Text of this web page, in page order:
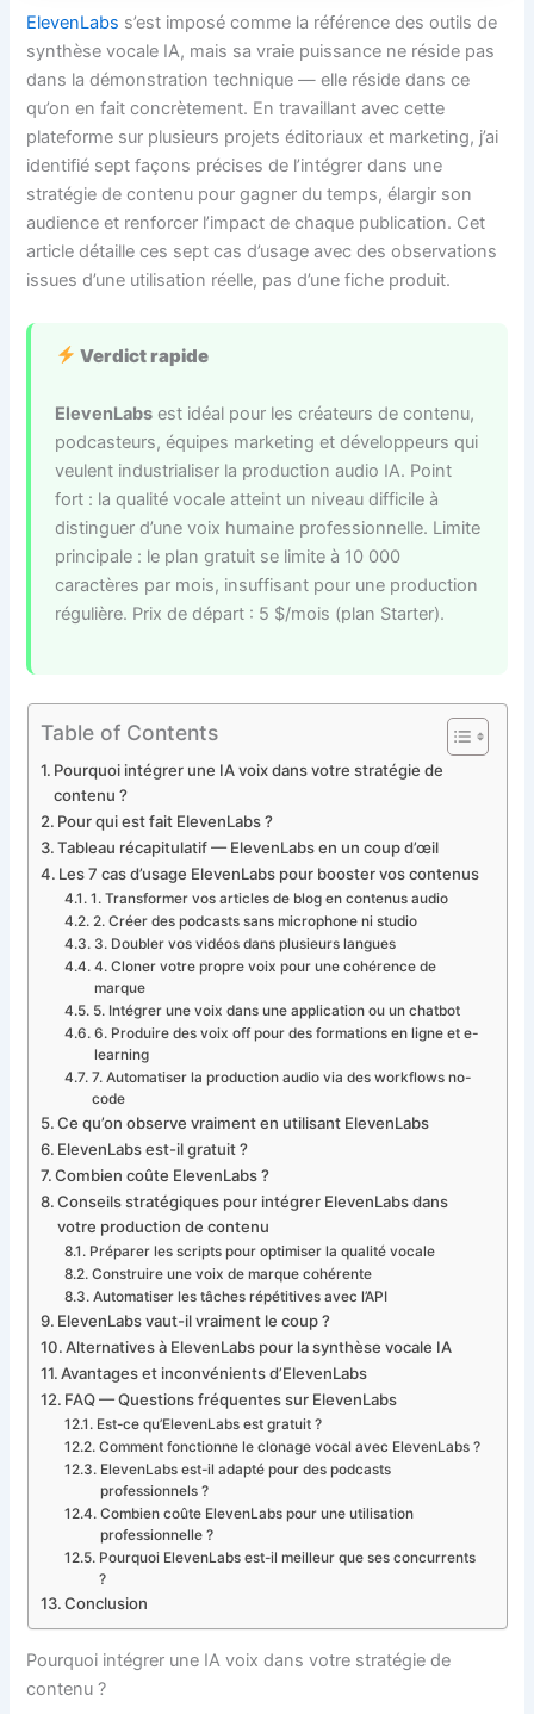
ElevenLabs s’est imposé comme la référence des outils de
synthèse vocale IA, mais sa vraie puissance ne réside pas
dans la démonstration technique — elle réside dans ce
qu’on en fait concrètement. En travaillant avec cette
plateforme sur plusieurs projets éditoriaux et marketing, j’ai
identifié sept façons précises de l’intégrer dans une
stratégie de contenu pour gagner du temps, élargir son
audience et renforcer l’impact de chaque publication. Cet
article détaille ces sept cas d’usage avec des observations
issues d’une utilisation réelle, pas d’une fiche produit.
Verdict rapide
ElevenLabs est idéal pour les créateurs de contenu,
podcasteurs, équipes marketing et développeurs qui
veulent industrialiser la production audio IA. Point
fort : la qualité vocale atteint un niveau difficile à
distinguer d’une voix humaine professionnelle. Limite
principale : le plan gratuit se limite à 10 000
caractères par mois, insuffisant pour une production
régulière. Prix de départ : 5 $/mois (plan Starter).
Table of Contents
Pourquoi intégrer une IA voix dans votre stratégie de
contenu ?
Pour qui est fait ElevenLabs ?
Tableau récapitulatif — ElevenLabs en un coup d’œil
Les 7 cas d’usage ElevenLabs pour booster vos contenus
1. Transformer vos articles de blog en contenus audio
2. Créer des podcasts sans microphone ni studio
3. Doubler vos vidéos dans plusieurs langues
4. Cloner votre propre voix pour une cohérence de
marque
5. Intégrer une voix dans une application ou un chatbot
6. Produire des voix off pour des formations en ligne et e-
learning
7. Automatiser la production audio via des workflows no-
code
Ce qu’on observe vraiment en utilisant ElevenLabs
ElevenLabs est-il gratuit ?
Combien coûte ElevenLabs ?
Conseils stratégiques pour intégrer ElevenLabs dans
votre production de contenu
Préparer les scripts pour optimiser la qualité vocale
Construire une voix de marque cohérente
Automatiser les tâches répétitives avec l’API
ElevenLabs vaut-il vraiment le coup ?
Alternatives à ElevenLabs pour la synthèse vocale IA
Avantages et inconvénients d’ElevenLabs
FAQ — Questions fréquentes sur ElevenLabs
Est-ce qu’ElevenLabs est gratuit ?
Comment fonctionne le clonage vocal avec ElevenLabs ?
ElevenLabs est-il adapté pour des podcasts
professionnels ?
Combien coûte ElevenLabs pour une utilisation
professionnelle ?
Pourquoi ElevenLabs est-il meilleur que ses concurrents
?
Conclusion
Pourquoi intégrer une IA voix dans votre stratégie de
contenu ?